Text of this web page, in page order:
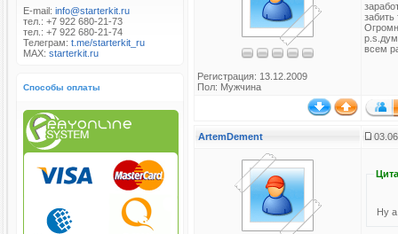
E-mail: info@starterkit.ru
тел.: +7 922 680-21-73
тел.: +7 922 680-21-74
Телеграм: t.me/starterkit_ru
MAX: starterkit.ru
Способы оплаты
Регистрация: 13.12.2009
Пол: Мужчина
забить
всем
ArtemDement
Ну